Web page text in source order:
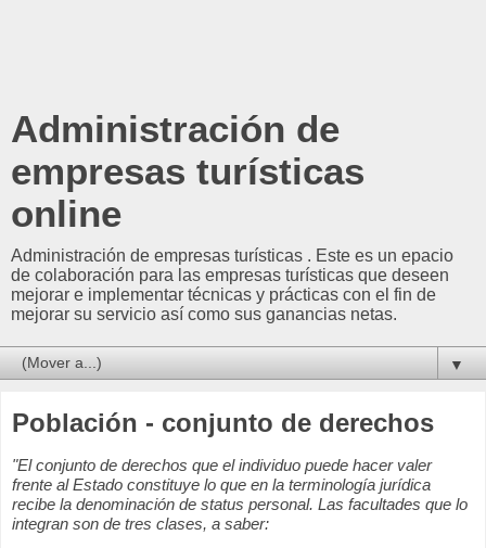
Administración de
empresas turísticas
online
Administración de empresas turísticas . Este es un epacio
de colaboración para las empresas turísticas que deseen
mejorar e implementar técnicas y prácticas con el fin de
mejorar su servicio así como sus ganancias netas.
▼
Población - conjunto de derechos
"El conjunto de derechos que el individuo puede hacer valer
frente al Estado constituye lo que en la terminología jurídica
recibe la denominación de status personal. Las facultades que lo
integran son de tres clases, a saber: